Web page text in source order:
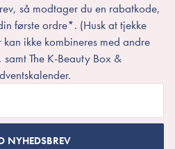
så modtager du en rabatkode,
første ordre*. (Husk at tjekke
ikke kombineres med andre
The K-Beauty Box &
NYHEDSBREV